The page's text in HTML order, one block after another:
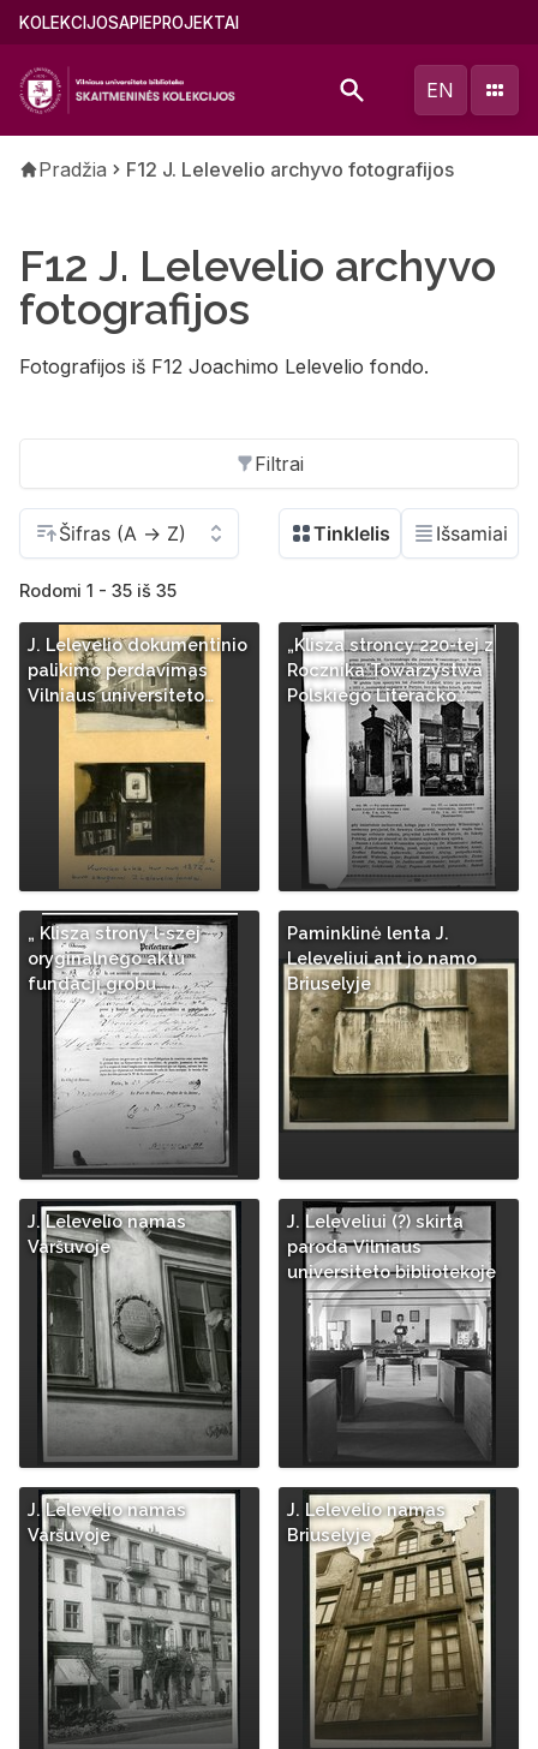
Pereiti
pagrindinį
turinį
Main
(lithuanian)
KOLEKCIJOSAPIEPROJEKTAI
EN
Kelias
Pradžia F12 J. Lelevelio archyvo fotografijos
F12 J. Lelevelio archyvo
fotografijos
Fotografijos iš F12 Joachimo Lelevelio fondo.
Filtrai
Rodomi 1 - 35 iš 35
J. Lelevelio dokumentinio
palikimo perdavimas
Vilniaus universiteto…
„Klisza stroncy 220-tej z
Rocznika Towarzystwa
Polskiego Literacko…
„ Klisza strony l-szej
oryginalnego aktu
fundacji grobu…
Paminklinė lenta J.
Leleveliui ant jo namo
Briuselyje
J. Lelevelio namas
Varšuvoje
J. Leleveliui (?) skirta
paroda Vilniaus
universiteto bibliotekoje
J. Lelevelio namas
Varšuvoje
J. Lelevelio namas
Briuselyje